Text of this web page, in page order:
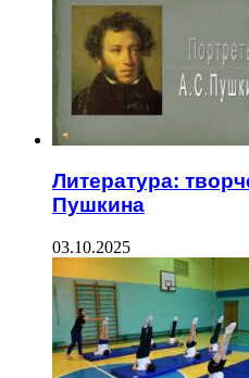
Литература:
Пушкина
03.10.2025